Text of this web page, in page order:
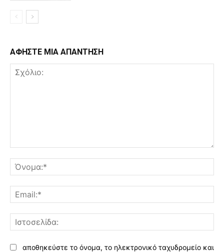
ΑΦΗΣΤΕ ΜΙΑ ΑΠΑΝΤΗΣΗ
αποθηκεύστε το όνομα, το ηλεκτρονικό ταχυδρομείο και